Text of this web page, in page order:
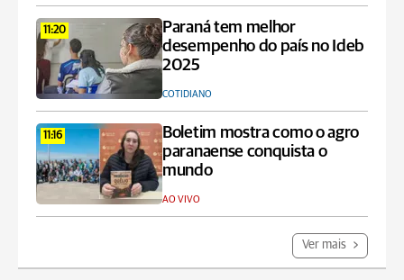
11:20
Paraná tem melhor
desempenho do país no Ideb
2025
COTIDIANO
11:16
Boletim mostra como o agro
paranaense conquista o
mundo
AO VIVO
Ver mais